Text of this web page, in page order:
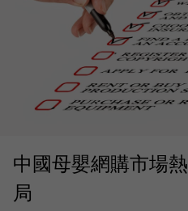
中國母嬰網購市場
局